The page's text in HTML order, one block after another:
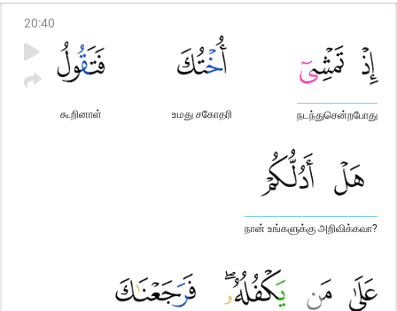
20:40
நடந்துசென்றபோது
உமது சகோதரி
கூறினாள்
நான் உங்களுக்கு அறிவிக்கவா?